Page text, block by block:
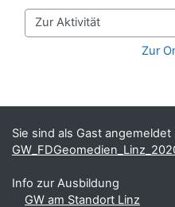
Zur Aktivität
Zur
Ergänzungsblöcke
Sie sind als Gast angemeldet
Info zur Ausbildung
GW am Standort Linz